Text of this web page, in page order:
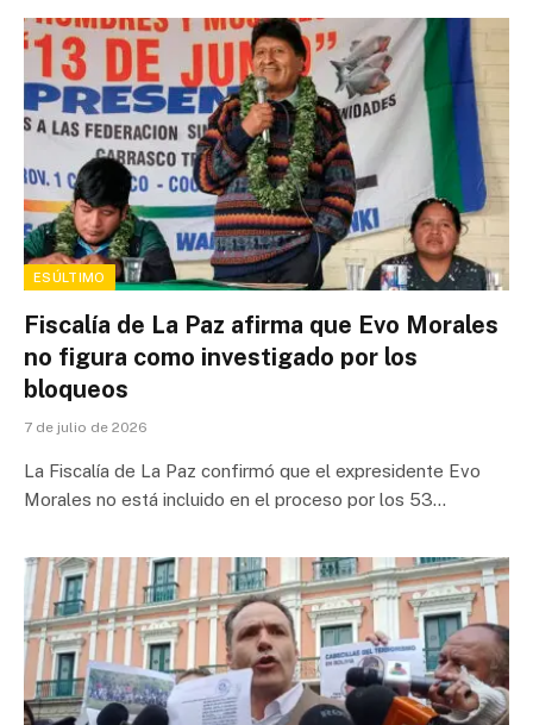
ESÚLTIMO
Fiscalía de La Paz afirma que Evo Morales
no figura como investigado por los
bloqueos
7 de julio de 2026
La Fiscalía de La Paz confirmó que el expresidente Evo
Morales no está incluido en el proceso por los 53…